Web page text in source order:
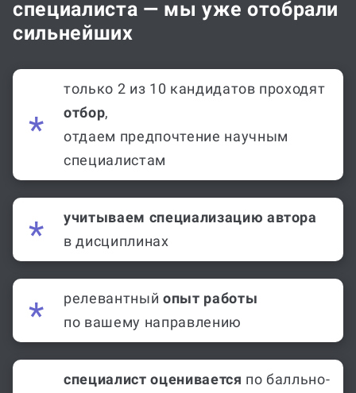
специалиста — мы уже отобрали
сильнейших
только 2 из 10 кандидатов проходят
отбор,
отдаем предпочтение научным
специалистам
учитываем специализацию автора
в дисциплинах
релевантный опыт работы
по вашему направлению
специалист оценивается по балльно-